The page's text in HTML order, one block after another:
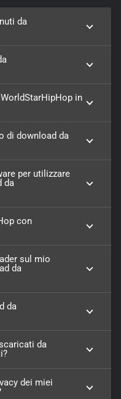
da
in
di download da
per utilizzare
da
con
sul mio
da
da
da
dei miei